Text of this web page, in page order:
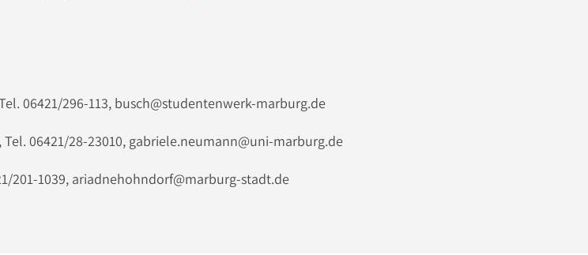
06421/296-113, busch@studentenwerk-marburg.de
06421/28-23010, gabriele.neumann@uni-marburg.de
201-1039, ariadnehohndorf@marburg-stadt.de